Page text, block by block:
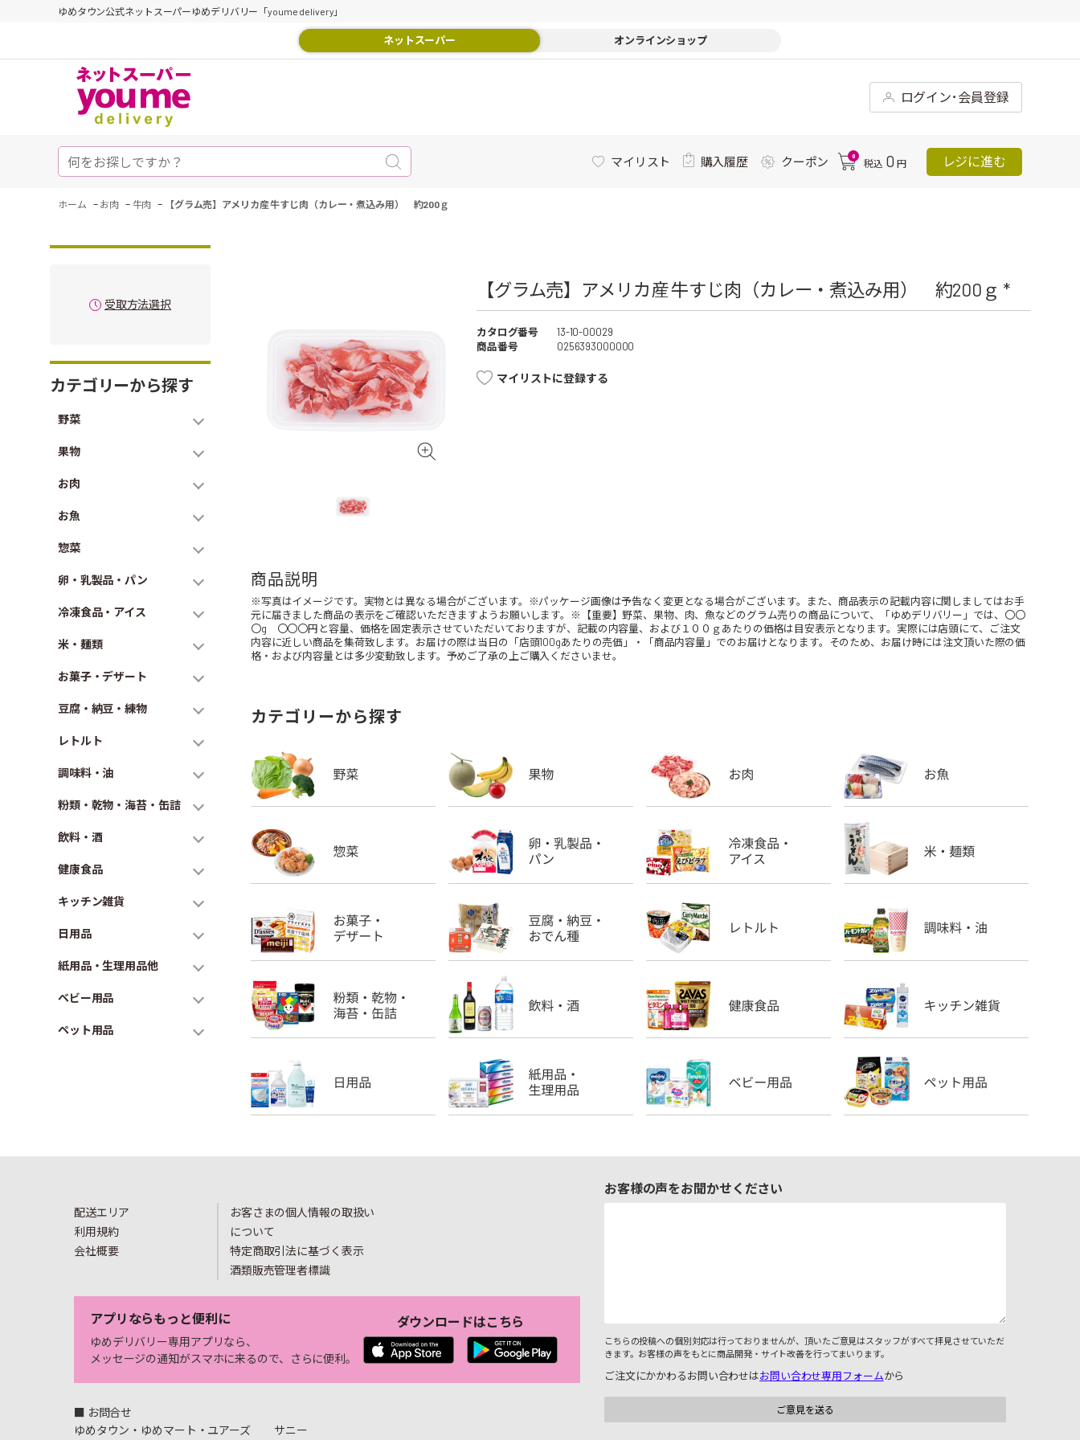
ゆめタウン公式ネットスーパーゆめデリバリー「youme delivery」
ネットスーパー オンラインショップ
ログイン･会員登録
マイリスト 購入履歴 クーポン 0
税込 0 円 レジに進む
ホーム - お肉 - 牛肉 - 【グラム売】アメリカ産 牛すじ肉（カレー・煮込み用） 約200ｇ
受取方法選択
カテゴリーから探す
野菜
果物
お肉
お魚
惣菜
卵・乳製品・パン
冷凍食品・アイス
米・麺類
お菓子・デザート
豆腐・納豆・練物
レトルト
調味料・油
粉類・乾物・海苔・缶詰
飲料・酒
健康食品
キッチン雑貨
日用品
紙用品・生理用品他
ベビー用品
ペット用品
【グラム売】アメリカ産 牛すじ肉（カレー・煮込み用） 約200ｇ *
カタログ番号
13-10-00029
商品番号
0256393000000
マイリストに登録する
商品説明
※写真はイメージです。実物とは異なる場合がございます。※パッケージ画像は予告なく変更となる場合がございます。また、商品表示の記載内容に関しましてはお手
元に届きました商品の表示をご確認いただきますようお願いします。※【重要】野菜、果物、肉、魚などのグラム売りの商品について、「ゆめデリバリー」では、〇〇
〇g 〇〇〇円と容量、価格を固定表示させていただいておりますが、記載の内容量、および１００ｇあたりの価格は目安表示となります。実際には店頭にて、ご注文
内容に近しい商品を集荷致します。お届けの際は当日の「店頭100gあたりの売価」・「商品内容量」でのお届けとなります。そのため、お届け時には注文頂いた際の価
格・および内容量とは多少変動致します。予めご了承の上ご購入くださいませ。
カテゴリーから探す
配送エリア
利用規約
会社概要
お客さまの個人情報の取扱い
について
特定商取引法に基づく表示
酒類販売管理者標識
アプリならもっと便利に
ゆめデリバリー専用アプリなら、
メッセージの通知がスマホに来るので、さらに便利。
ダウンロードはこちら
■ お問合せ
ゆめタウン・ゆめマート・ユアーズ
サニー
お客様の声をお聞かせください
こちらの投稿への個別対応は行っておりませんが、頂いたご意見はスタッフがすべて拝見させていただ
きます。お客様の声をもとに商品開発・サイト改善を行ってまいります。
ご注文にかかわるお問い合わせはお問い合わせ専用フォームから